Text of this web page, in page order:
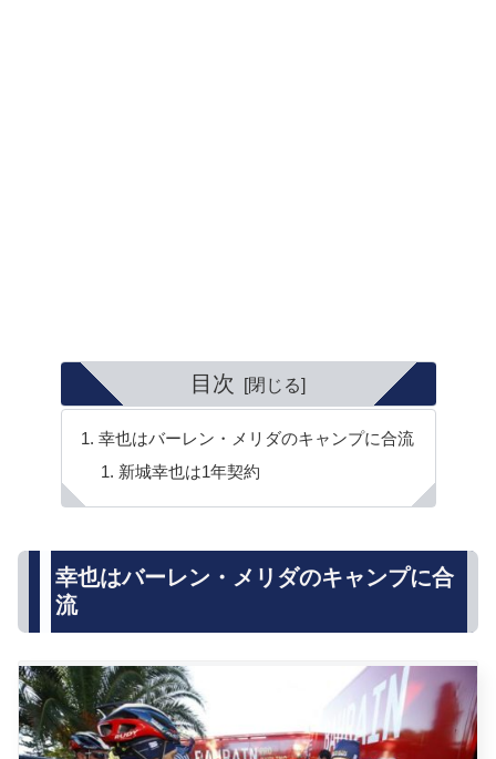
目次
幸也はバーレン・メリダのキャンプに合流
新城幸也は1年契約
幸也はバーレン・メリダのキャンプに合
流